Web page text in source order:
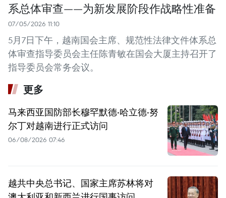
系总体审查——为新发展阶段作战略性准备
07/05/2026 11:10
5月7日下午，越南国会主席、规范性法律文件体系总
体审查指导委员会主任陈青敏在国会大厦主持召开了
指导委员会常务会议。
更多
马来西亚国防部长穆罕默德·哈立德·努
尔丁对越南进行正式访问
06/08/2026 07:46
越共中央总书记、国家主席苏林将对